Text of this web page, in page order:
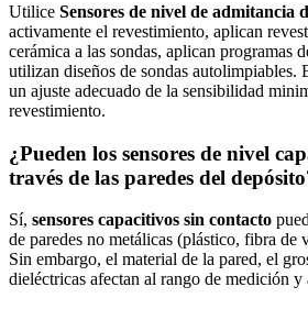
Utilice Sensores de nivel de admitancia
activamente el revestimiento, aplican
cerámica a las sondas, aplican programas
utilizan diseños de sondas autolimpiables.
un ajuste adecuado de la sensibilidad
revestimiento.
¿Pueden los sensores de nivel
través de las paredes del
Sí, sensores capacitivos sin contacto
de paredes no metálicas (plástico, fibra de
Sin embargo, el material de la pared, el
dieléctricas afectan al rango de medición y